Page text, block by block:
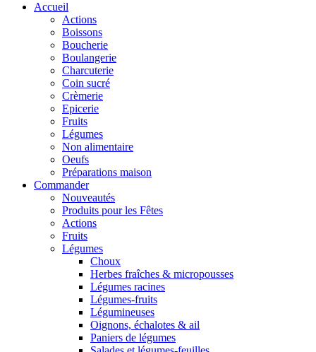
Accueil
Actions
Boissons
Boucherie
Boulangerie
Charcuterie
Coin sucré
Crèmerie
Epicerie
Fruits
Légumes
Non alimentaire
Oeufs
Préparations maison
Commander
Nouveautés
Produits pour les Fêtes
Actions
Fruits
Légumes
Choux
Herbes fraîches & micropousses
Légumes racines
Légumes-fruits
Légumineuses
Oignons, échalotes & ail
Paniers de légumes